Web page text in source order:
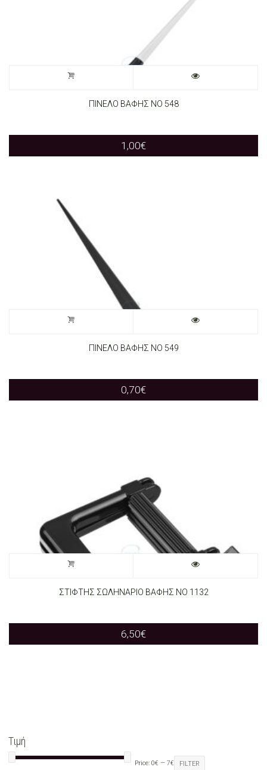
ΠΙΝΕΛΟ ΒΑΦΗΣ ΝΟ 548
1,00€
ΠΙΝΕΛΟ ΒΑΦΗΣ ΝΟ 549
0,70€
ΣΤΙΦΤΗΣ ΣΩΛΗΝΑΡΙΟ ΒΑΦΗΣ ΝΟ 1132
6,50€
Τιμή
FILTER
Price:0€ —7€